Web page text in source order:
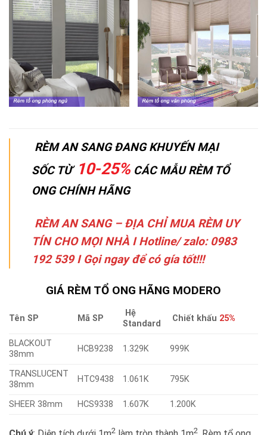
RÈM AN SANG ĐANG KHUYẾN MẠI
SỐC TỪ10-25% CÁC MẪU RÈM TỔ
ONG CHÍNH HÃNG
RÈM AN SANG – ĐỊA CHỈ MUA RÈM UY
TÍN CHO MỌI NHÀ I Hotline/ zalo: 0983
192 539 I Gọi ngay để có gía tốt!!!
GIÁ RÈM TỔ ONG HÃNG MODERO
Tên SP Mã SP
Hệ
Standard
Chiết khấu 25%
BLACKOUT
38mm
HCB9238 1.329K 999K
TRANSLUCENT
38mm
HTC9438 1.061K 795K
SHEER 38mm HCS9338 1.607K 1.200K
2 2